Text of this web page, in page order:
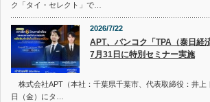
ク「タイ・セレクト」で…
2026/7/22
APT、バンコク「TPA（泰日経
7月31日に特別セミナー実施
株式会社APT（本社：千葉県千葉市、代表取締役：井上
日（金）にタ…